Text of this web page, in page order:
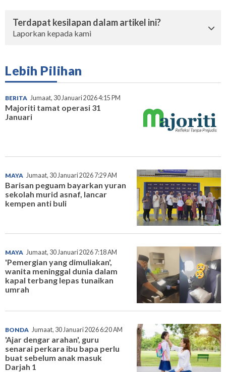
Terdapat kesilapan dalam artikel ini?
Laporkan kepada kami
Lebih Pilihan
BERITA Jumaat, 30 Januari 2026 4:15 PM
Majoriti tamat operasi 31
Januari
MAYA Jumaat, 30 Januari 2026 7:29 AM
Barisan peguam bayarkan yuran
sekolah murid asnaf, lancar
kempen anti buli
MAYA Jumaat, 30 Januari 2026 7:18 AM
'Pemergian yang dimuliakan',
wanita meninggal dunia dalam
kapal terbang lepas tunaikan
umrah
BONDA Jumaat, 30 Januari 2026 6:20 AM
'Ajar dengar arahan', guru
senarai perkara ibu bapa perlu
buat sebelum anak masuk
Darjah 1